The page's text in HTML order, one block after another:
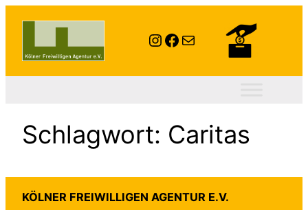
springen
Instagram
Facebook
E-Mail
Schlagwort: Caritas
KÖLNER FREIWILLIGEN AGENTUR E.V.